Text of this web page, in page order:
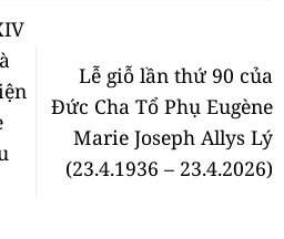
Lễ giỗ lần thứ 90 của
Đức Cha Tổ Phụ Eugène
Marie Joseph Allys Lý
(23.4.1936 – 23.4.2026)